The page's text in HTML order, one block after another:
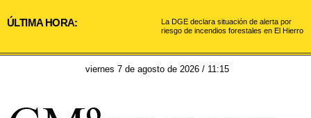
ÚLTIMA HORA:
La DGE declara situación de alerta por
riesgo de incendios forestales en El Hierro
viernes 7 de agosto de 2026 / 11:15